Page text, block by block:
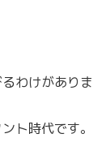
るわけがあり
ト時代です。